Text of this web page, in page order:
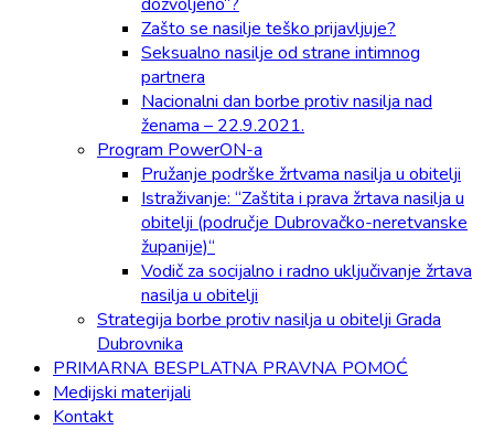
Zašto se nasilje teško prijavljuje?
Seksualno nasilje od strane intimnog
partnera
Nacionalni dan borbe protiv nasilja nad
ženama – 22.9.2021.
Program PowerON-a
Pružanje podrške žrtvama nasilja u obitelji
Istraživanje: “Zaštita i prava žrtava nasilja u
obitelji (područje Dubrovačko-neretvanske
županije)“
Vodič za socijalno i radno uključivanje žrtava
nasilja u obitelji
Strategija borbe protiv nasilja u obitelji Grada
Dubrovnika
PRIMARNA BESPLATNA PRAVNA POMOĆ
Medijski materijali
Kontakt